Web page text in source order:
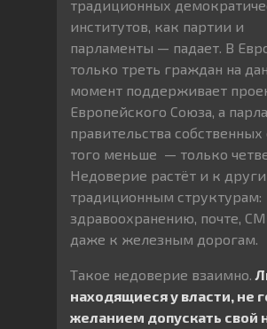
традиционных
институтов, как партии и
парламенты — падает. В
только треть граждан на
момент поддерживает
Европейского Союза, а
правительства собственных
того меньше — только
Недоверие растёт и к
традиционным структурам:
здравоохранению, почте,
даже к железным дорогам.
Такое недоверие взаимно.
находящиеся у власти, не
желанием допускать свой